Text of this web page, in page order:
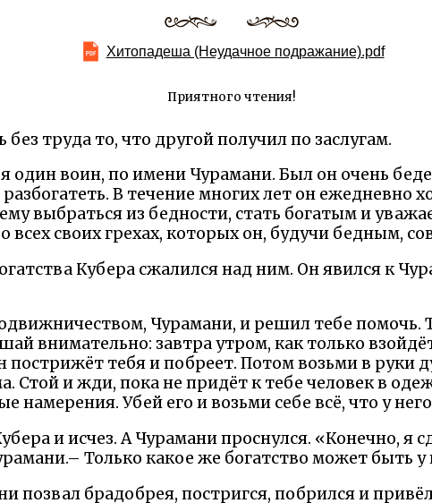
Хитопадеша (Неудачное подражание).pdf
Приятного чтения!
без труда то, что другой получил по заслугам.
один воин, по имени Чурамани. Был он очень
В течение многих лет он ежедневно
выбраться из бедности, стать богатым и
всех своих грехах, которых он, будучи бедным,
Кубера сжалился над ним. Он явился к
Чурамани, и решил тебе помочь.
внимательно: завтра утром, как только
пострижёт тебя и побреет. Потом возьми в руки
Стой и жди, пока не придёт к тебе человек в
намерения. Убей его и возьми себе всё, что у
и исчез. А Чурамани проснулся. «Конечно, я
Только какое же богатство может быть
позвал брадобрея, постригся, побрился и